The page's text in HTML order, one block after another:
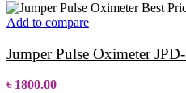
Add to compare
Jumper Pulse Oximeter
৳ 1800.00